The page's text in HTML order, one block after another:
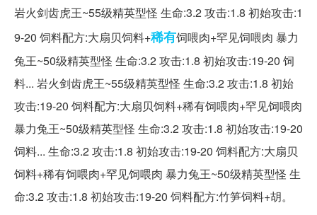
岩火剑齿虎王~55级精英型怪 生命:3.2 攻击:1.8 初始攻击:1
9-20 饲料配方:大扇贝饲料+稀有饲喂肉+罕见饲喂肉 暴力
兔王~50级精英型怪 生命:3.2 攻击:1.8 初始攻击:19-20 饲
料... 岩火剑齿虎王~55级精英型怪 生命:3.2 攻击:1.8 初始
攻击:19-20 饲料配方:大扇贝饲料+稀有饲喂肉+罕见饲喂肉
暴力兔王~50级精英型怪 生命:3.2 攻击:1.8 初始攻击:19-20
饲料... 生命:3.2 攻击:1.8 初始攻击:19-20 饲料配方:大扇贝
饲料+稀有饲喂肉+罕见饲喂肉 暴力兔王~50级精英型怪 生
命:3.2 攻击:1.8 初始攻击:19-20 饲料配方:竹笋饲料+胡。